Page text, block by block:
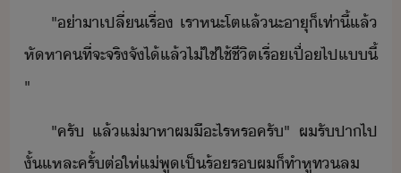
"​่า​า​เปลี่​เรื่​ ​เรา​หะ​โต​แล้​ะ​าุ​็​เท่าี้​แล้​
หั​หา​คที​่​จะ​จริจั​ไ้​แล้​ไ่ใช่​ใช้ชีิต​เรื่เปื่​ไป​แี้​
"
"​ครั​ ​แล้​แ่​าหา​ผ​ี​ะไร​หร​ครั​"​ ​ผ​รัปา​ไป​
ั้​แหละ​ครั​้​ต่ให​่​แ่​พู​เป็​ร้​ร​ผ​็​ทำหูทล​